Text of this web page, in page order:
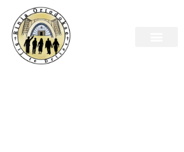
i ditës – 08 dhjetor